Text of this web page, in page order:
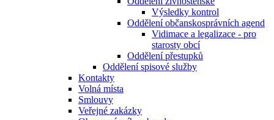
Výsledky kontrol
Oddělení občanskosprávních agend
Vidimace a legalizace - pro
starosty obcí
Oddělení přestupků
Oddělení spisové služby
Kontakty
Volná místa
Smlouvy
Veřejné zakázky